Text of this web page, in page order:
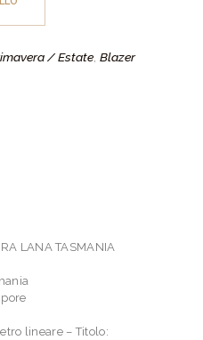
/ Estate Blazer
LANA TASMANIA
lineare – Titolo: